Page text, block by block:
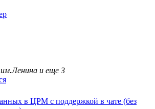
и еще 3
в ЦРМ с поддержкой в чате (без